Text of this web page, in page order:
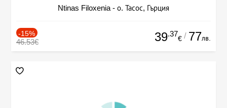
Ntinas Filoxenia - о. Тасос, Гърция
-15%
46.53€ 39.37
€ / 77лв.